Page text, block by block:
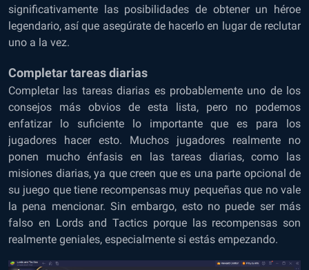
significativamente las posibilidades de obtener un héroe
legendario, así que asegúrate de hacerlo en lugar de reclutar
uno a la vez.
Completar tareas diarias
Completar las tareas diarias es probablemente uno de los
consejos más obvios de esta lista, pero no podemos
enfatizar lo suficiente lo importante que es para los
jugadores hacer esto. Muchos jugadores realmente no
ponen mucho énfasis en las tareas diarias, como las
misiones diarias, ya que creen que es una parte opcional de
su juego que tiene recompensas muy pequeñas que no vale
la pena mencionar. Sin embargo, esto no puede ser más
falso en Lords and Tactics porque las recompensas son
realmente geniales, especialmente si estás empezando.